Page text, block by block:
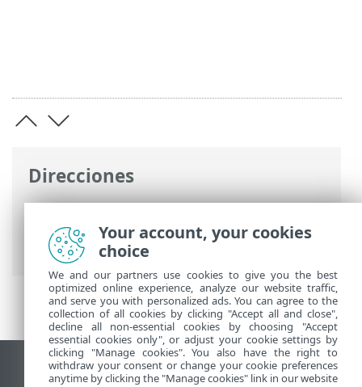
Direcciones
Ayuda en línea de ESET>ESET Endpoint
Antivirus
>Configuración avanzada>
Actualizaciones> Mirror de actualización
Ver sitio para ordenador
Your account, your cookies
choice
We and our partners use cookies to give you the best
optimized online experience, analyze our website traffic,
and serve you with personalized ads. You can agree to the
collection of all cookies by clicking "Accept all and close",
decline all non-essential cookies by choosing "Accept
essential cookies only", or adjust your cookie settings by
clicking "Manage cookies". You also have the right to
withdraw your consent or change your cookie preferences
anytime by clicking the "Manage cookies" link in our website